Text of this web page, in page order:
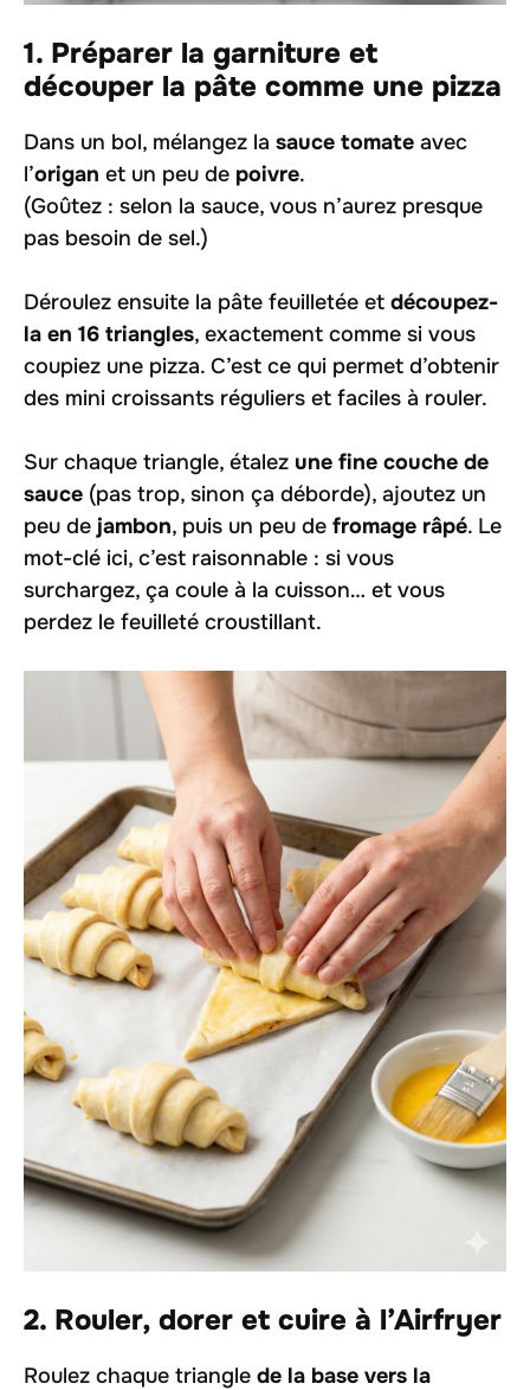
1. Préparer la garniture et
découper la pâte comme une pizza
Dans un bol, mélangez la sauce tomate avec
l’origan et un peu de poivre.
(Goûtez : selon la sauce, vous n’aurez presque
pas besoin de sel.)
Déroulez ensuite la pâte feuilletée et découpez-
la en 16 triangles, exactement comme si vous
coupiez une pizza. C’est ce qui permet d’obtenir
des mini croissants réguliers et faciles à rouler.
Sur chaque triangle, étalez une fine couche de
sauce (pas trop, sinon ça déborde), ajoutez un
peu de jambon, puis un peu de fromage râpé. Le
mot-clé ici, c’est raisonnable : si vous
surchargez, ça coule à la cuisson… et vous
perdez le feuilleté croustillant.
2. Rouler, dorer et cuire à l’Airfryer
Roulez chaque triangle de la base vers la